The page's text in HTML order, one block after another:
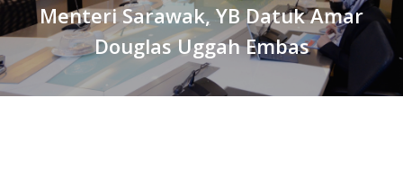
Menteri Sarawak, YB Datuk Amar
Douglas Uggah Embas